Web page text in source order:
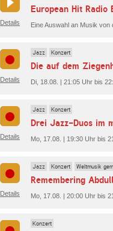
Details
European Hit Radio
Eine Auswahl an Musik
Details
Jazz Konzert
Di, 18.08. | 21:05 Uhr bis
Details
Jazz Konzert
Mo, 17.08. | 19:30 Uhr bis
Details
Jazz Konzert Weltmusik
Remembering
Mo, 17.08. | 20:00 Uhr bis
Konzert